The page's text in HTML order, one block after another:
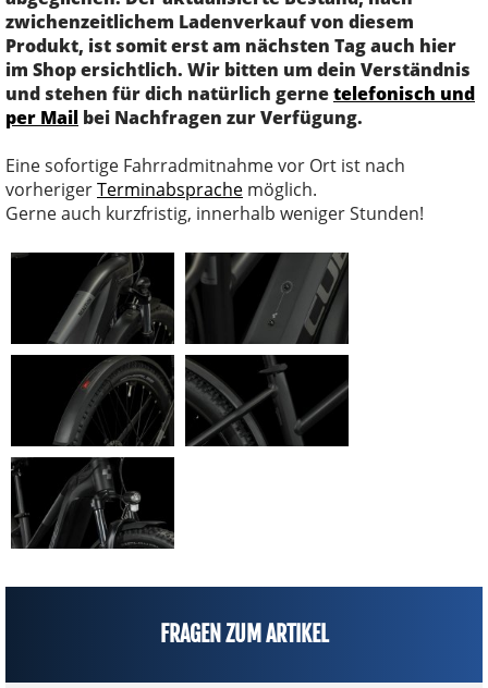
zwichenzeitlichem Ladenverkauf von diesem
Produkt, ist somit erst am nächsten Tag auch hier
im Shop ersichtlich. Wir bitten um dein Verständnis
und stehen für dich natürlich gernetelefonisch und
per Mail bei Nachfragen zur Verfügung.
Eine sofortige Fahrradmitnahme vor Ort ist nach
vorherigerTerminabsprache möglich.
Gerne auch kurzfristig, innerhalb weniger Stunden!
FRAGEN ZUM ARTIKEL